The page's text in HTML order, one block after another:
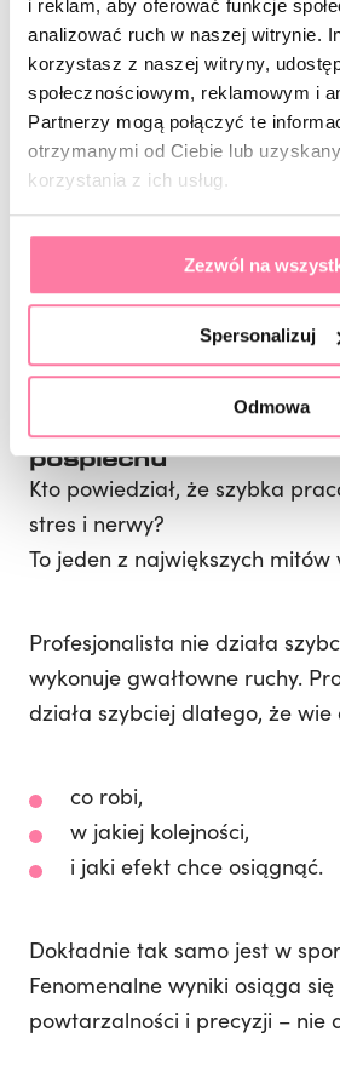
i reklam, aby oferować funkcje
analizować ruch w naszej witrynie.
korzystasz z naszej witryny,
społecznościowym, reklamowym i
Partnerzy mogą połączyć te
otrzymanymi od Ciebie lub
korzystania z ich usług.
Zezwól na
Spersonalizuj
Odmowa
odpowiednią architekturę i
To różnica między przeciętną
efektem premium.
4. Dopieszczenie kształtu
Na końcu wykonujesz
Bez chaosu. Bez
niszczenia wcześniej
To etap finalnego wygładzenia
stylizacji perfekcyjnego
Szybka praca nie
pośpiechu
Kto powiedział, że szybka
stres i nerwy?
To jeden z największych
Profesjonalista nie działa
wykonuje gwałtowne ruchy.
działa szybciej dlatego, że wie
co robi,
w jakiej kolejności,
i jaki efekt chce osiągnąć.
Dokładnie tak samo jest w
Fenomenalne wyniki osiąga
powtarzalności i precyzji – nie